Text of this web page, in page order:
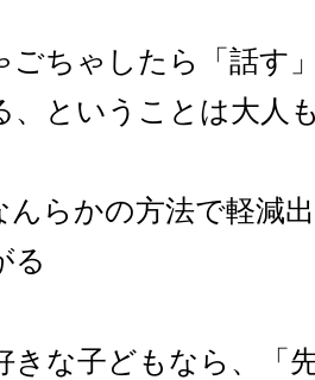
ごちゃしたら「話す
、ということは大人
んらかの方法で軽減
る
きな子どもなら、「